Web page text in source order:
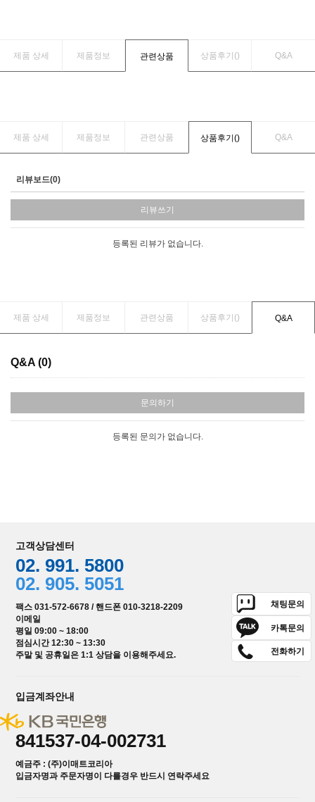
제품 상세 제품정보 관련상품 상품후기() Q&A
제품 상세 제품정보 관련상품 상품후기() Q&A
리뷰보드(0)
리뷰쓰기
등록된 리뷰가 없습니다.
제품 상세 제품정보 관련상품 상품후기() Q&A
Q&A (0)
문의하기
등록된 문의가 없습니다.
고객상담센터
02. 991. 5800
02. 905. 5051
팩스 031-572-6678 / 핸드폰 010-3218-2209
이메일
평일 09:00 ~ 18:00
점심시간 12:30 ~ 13:30
주말 및 공휴일은 1:1 상담을 이용해주세요.
채팅문의
카톡문의
전화하기
입금계좌안내
841537-04-002731
예금주 : (주)이매트코리아
입금자명과 주문자명이 다를경우 반드시 연락주세요